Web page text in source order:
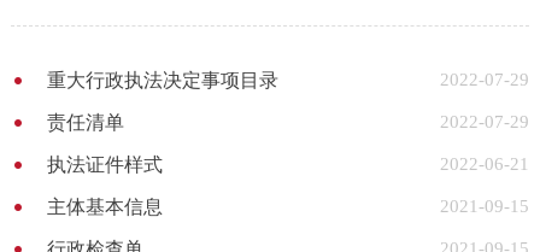
重大行政执法决定事项目录 2022-07-29
责任清单 2022-07-29
执法证件样式 2022-06-21
主体基本信息 2021-09-15